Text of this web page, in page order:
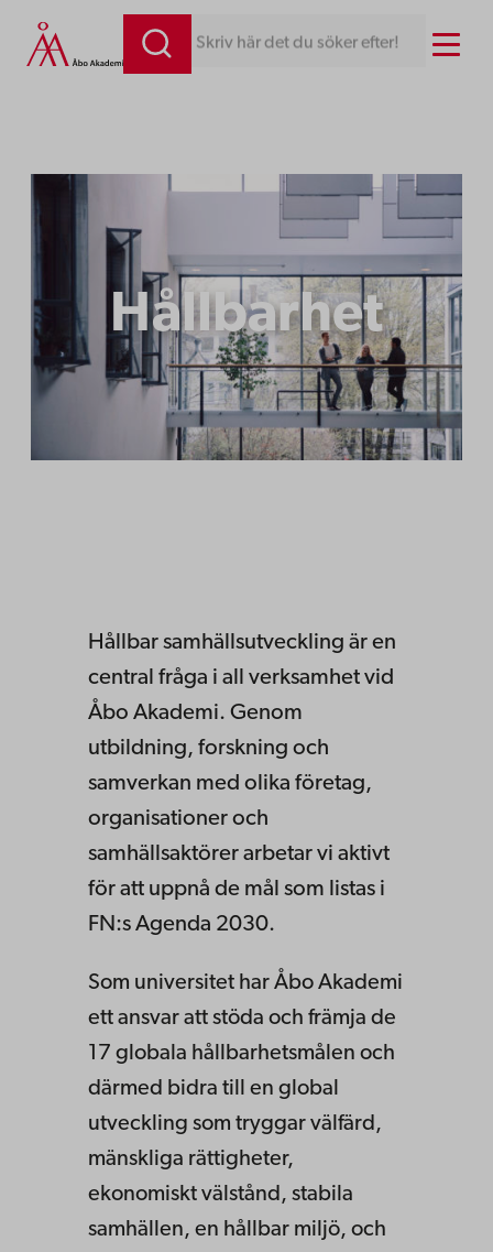
Hoppa
till
Skriv här det du söker efter! Menu
Hållbarhet
Hållbar samhällsutveckling är en
central fråga i all verksamhet vid
Åbo Akademi. Genom
utbildning, forskning och
samverkan med olika företag,
organisationer och
samhällsaktörer arbetar vi aktivt
för att uppnå de mål som listas i
FN:s Agenda 2030.
Som universitet har Åbo Akademi
ett ansvar att stöda och främja de
17 globala hållbarhetsmålen och
därmed bidra till en global
utveckling som tryggar välfärd,
mänskliga rättigheter,
ekonomiskt välstånd, stabila
samhällen, en hållbar miljö, och